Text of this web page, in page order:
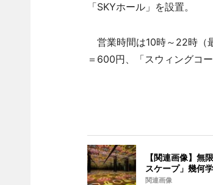
「SKYホール」を設置。
営業時間は10時～22時（
＝600円、「スウィングコ
【関連画像】無
スケープ」幾何
関連画像